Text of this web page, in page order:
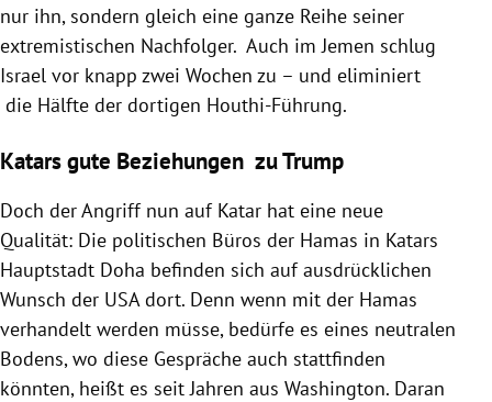
nur ihn, sondern gleich eine ganze Reihe seiner
extremistischen Nachfolger. Auch im Jemen schlug
Israel vor knapp zwei Wochen zu – und eliminiert
die Hälfte der dortigen Houthi-Führung.
Katars gute Beziehungen zu Trump
Doch der Angriff nun auf Katar hat eine neue
Qualität: Die politischen Büros der Hamas in Katars
Hauptstadt Doha befinden sich auf ausdrücklichen
Wunsch der USA dort. Denn wenn mit der Hamas
verhandelt werden müsse, bedürfe es eines neutralen
Bodens, wo diese Gespräche auch stattfinden
könnten, heißt es seit Jahren aus Washington. Daran